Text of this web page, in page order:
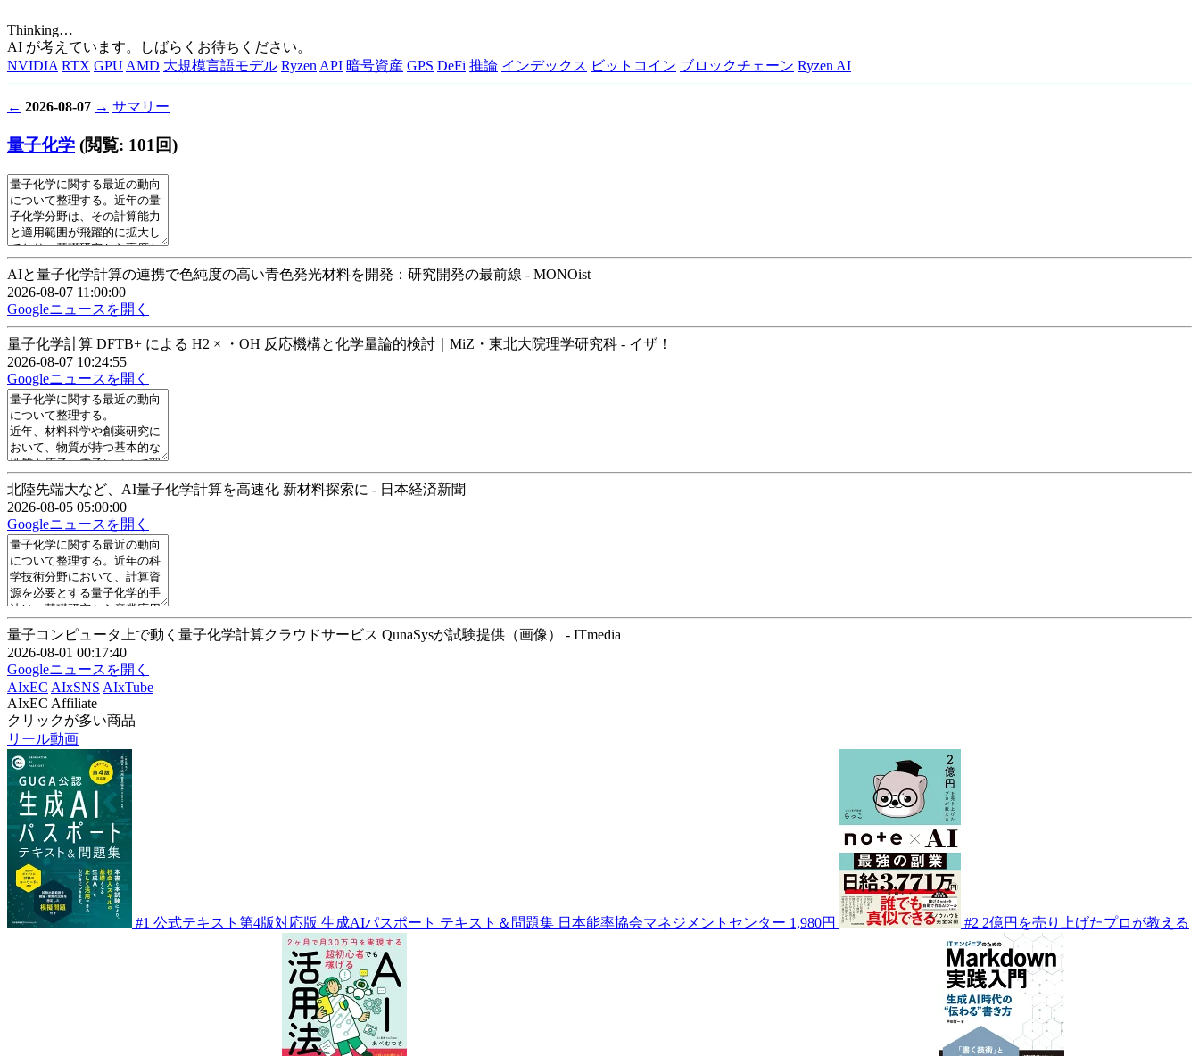
Thinking…
AI が考えています。しばらくお待ちください。
NVIDIA RTX GPUAMD 大規模言語モデル RyzenAPI 暗号資産 GPS DeFi 推論 インデックス ビットコイン ブロックチェーン Ryzen AI
← 2026-08-07 → サマリー
量子化学 (閲覧: 101回)
AIと量子化学計算の連携で色純度の高い青色発光材料を開発：研究開発の最前線 - MONOist
2026-08-07 11:00:00
Googleニュースを開く
量子化学計算 DFTB+ による H2 × ・OH 反応機構と化学量論的検討｜MiZ・東北大院理学研究科 - イザ！
2026-08-07 10:24:55
Googleニュースを開く
北陸先端大など、AI量子化学計算を高速化 新材料探索に - 日本経済新聞
2026-08-05 05:00:00
Googleニュースを開く
量子コンピュータ上で動く量子化学計算クラウドサービス QunaSysが試験提供（画像） - ITmedia
2026-08-01 00:17:40
Googleニュースを開く
AIxEC AIxSNS AIxTube
AIxEC Affiliate
クリックが多い商品
リール動画
#1 公式テキスト第4版対応版 生成AIパスポート テキスト＆問題集 日本能率協会マネジメントセンター 1,980円 #2 2億円を売り上げたプロが教える